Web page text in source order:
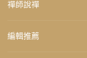
禪師說禪
編輯推薦